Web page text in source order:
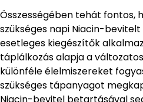
Összességében tehát fontos,
szükséges napi Niacin-
esetleges kiegészítők
táplálkozás alapja a
különféle élelmiszereket
szükséges tápanyagot